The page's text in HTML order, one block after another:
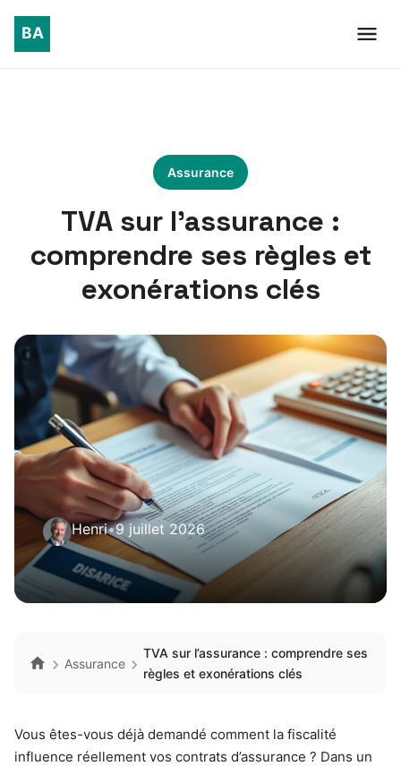
Assurance
TVA sur l’assurance :
comprendre ses règles et
exonérations clés
Henri•9 juillet 2026
Assurance
TVA sur l’assurance : comprendre ses
règles et exonérations clés
Vous êtes-vous déjà demandé comment la fiscalité
influence réellement vos contrats d’assurance ? Dans un